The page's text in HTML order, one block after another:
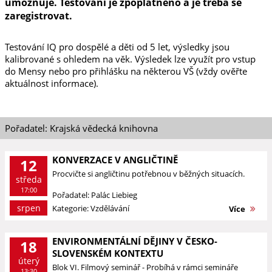
zaregistrovat.
Testování IQ pro dospělé a děti od 5 let, výsledky jsou
kalibrované s ohledem na věk. Výsledek lze využít pro vstup
do Mensy nebo pro přihlášku na některou VŠ (vždy ověřte
aktuálnost informace).
Pořadatel: Krajská vědecká knihovna
12
středa
17:00
srpen
KONVERZACE V ANGLIČTINĚ
Procvičte si angličtinu potřebnou v běžných situacích.
Pořadatel: Palác Liebieg
Kategorie: Vzdělávání
Více
18
úterý
ENVIRONMENTÁLNÍ DĚJINY V ČESKO-
SLOVENSKÉM KONTEXTU
Blok VI. Filmový seminář - Probíhá v rámci semináře